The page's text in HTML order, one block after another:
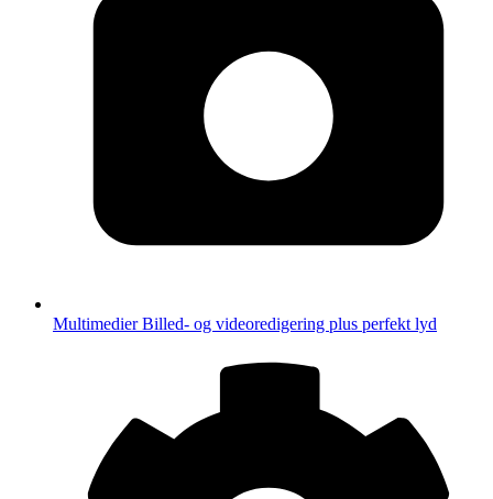
MultimedierBilled- og videoredigering plus perfekt lyd